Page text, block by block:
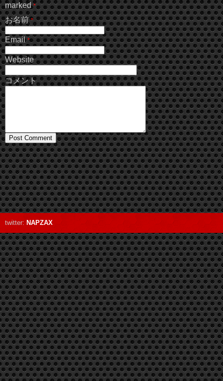
marked*
お名前 *
Email *
Website
コメント
twitter: NAPZAX